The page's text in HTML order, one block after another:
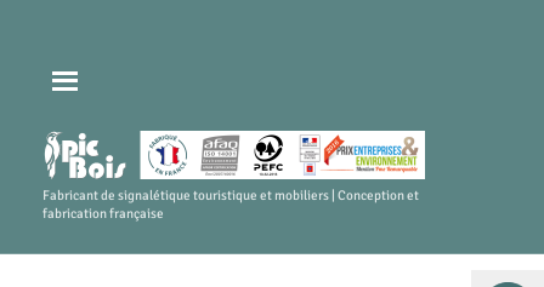
Fabricant de signalétique touristique et mobiliers | Conception et
fabrication française